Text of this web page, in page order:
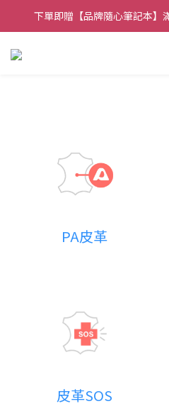
🚚全館消費 滿
下單即贈【品牌隨心筆記本】
🚚全館消費 滿
PA皮革
皮革SOS